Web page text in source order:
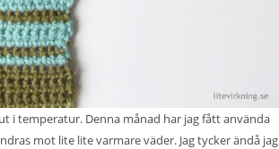
i temperatur. Denna månad har jag fått använda
mot lite lite varmare väder. Jag tycker ändå jag